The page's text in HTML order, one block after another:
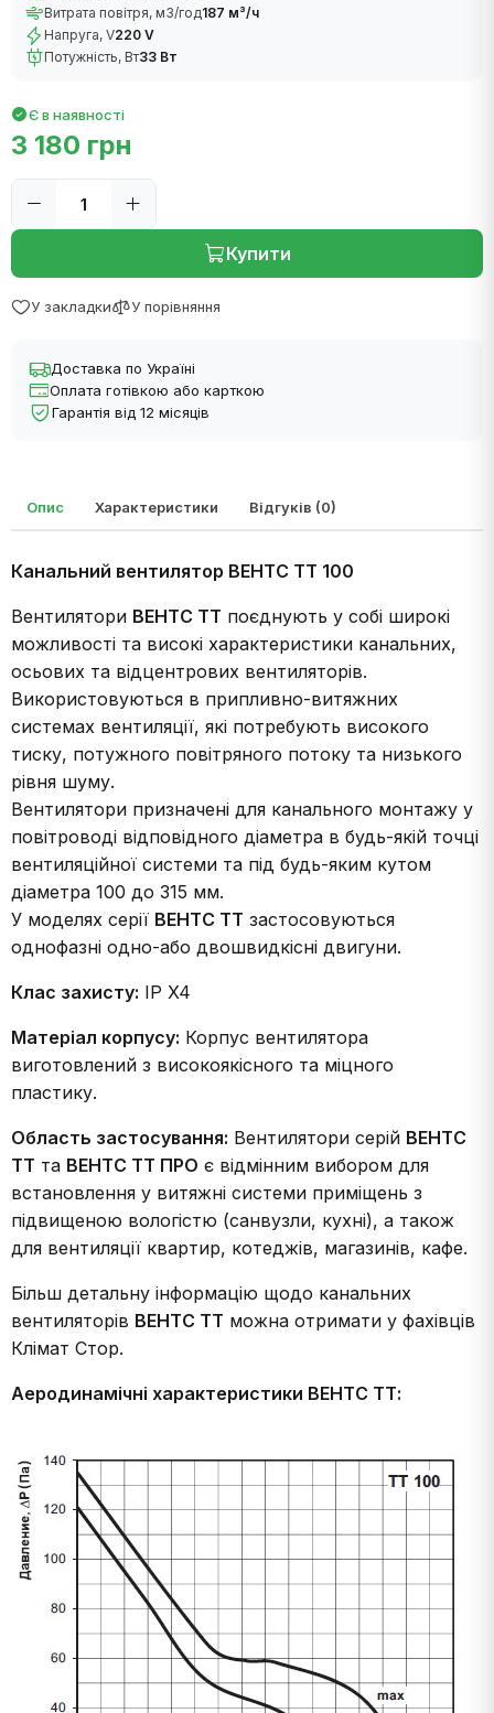
Витрата повітря, м3/год187 м³/ч
Напруга, V220 V
Потужність, Вт33 Вт
Є в наявності
3 180 грн
Купити
У закладки У порівняння
Доставка по Україні
Оплата готівкою або карткою
Гарантія від 12 місяців
Опис Характеристики Відгуків (0)
Канальний вентилятор ВЕНТС ТТ 100
Вентилятори ВЕНТС ТТ поєднують у собі широкі
можливості та високі характеристики канальних,
осьових та відцентрових вентиляторів.
Використовуються в припливно-витяжних
системах вентиляції, які потребують високого
тиску, потужного повітряного потоку та низького
рівня шуму.
Вентилятори призначені для канального монтажу у
повітроводі відповідного діаметра в будь-якій точці
вентиляційної системи та під будь-яким кутом
діаметра 100 до 315 мм.
У моделях серії ВЕНТС ТТ застосовуються
однофазні одно-або двошвидкісні двигуни.
Клас захисту: IP X4
Матеріал корпусу: Корпус вентилятора
виготовлений з високоякісного та міцного
пластику.
Область застосування: Вентилятори серій ВЕНТС
ТТ та ВЕНТС ТТ ПРО є відмінним вибором для
встановлення у витяжні системи приміщень з
підвищеною вологістю (санвузли, кухні), а також
для вентиляції квартир, котеджів, магазинів, кафе.
Більш детальну інформацію щодо канальних
вентиляторів ВЕНТС ТТ можна отримати у фахівців
Клімат Стор.
Аеродинамічні характеристики ВЕНТС ТТ: